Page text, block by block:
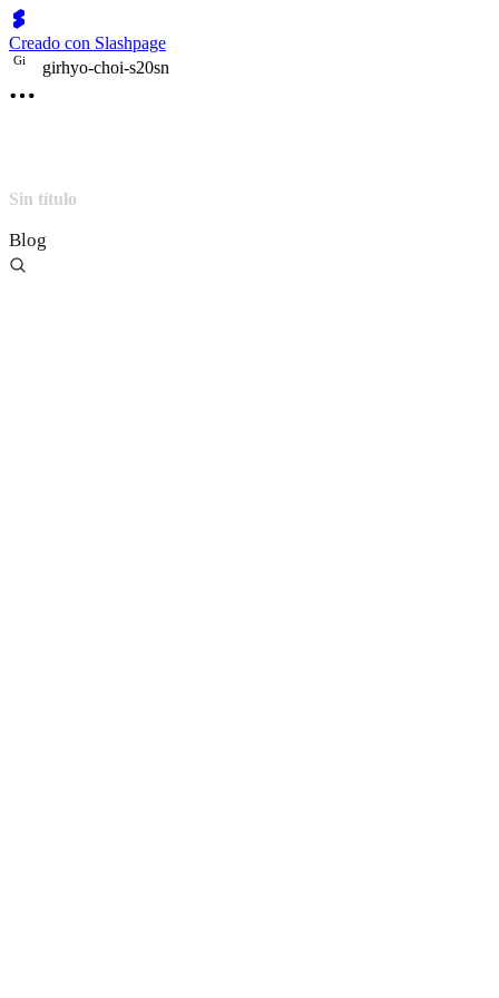
Creado con Slashpage
Gi girhyo-choi-s20sn
Sin título
Blog